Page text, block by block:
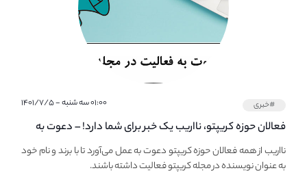
#خبری ۰۱:۰۰ سه شنبه - ۱۴۰۱/۷/۵
فعالان حوزه کریپتو، نااریب یک خبر برای شما دارد! – دعوت به
فعالیت در مجله کریپتو
نااریب از همه فعالان حوزه کریپتو دعوت به عمل می‌آورد تا با برند و نام خود
به عنوان نویسنده در مجله کریپتو فعالیت داشته باشند.